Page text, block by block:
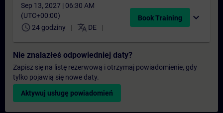
Sep 13, 2027 | 06:30 AM
(UTC+00:00)
schedule 24 godziny translate DE
Book Training expand_more
Nie znalazłeś odpowiedniej daty?
Zapisz się na listę rezerwową i otrzymaj powiadomienie, gdy
tylko pojawią się nowe daty.
Aktywuj usługę powiadomień